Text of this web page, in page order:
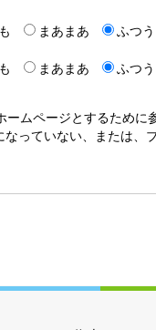
まあまあ ふつう
まあまあ ふつう
ムページとするために
っていない、または、